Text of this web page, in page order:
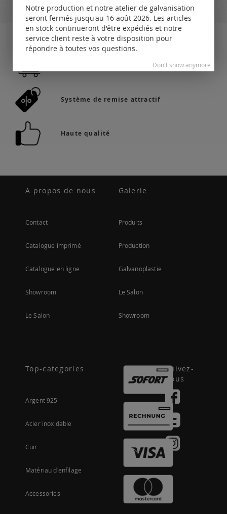
Système de remise attractif
Haute qualité
A propos de nous
Contact
Catalogue imprimé
Catalogue en ligne
Showroom
Le Salon
Galerie
Produits
Production
Galvanoplastie
Le Salon
Showroom
Top-categories
Argent 925
Acier inoxidable
Cuir
Matériau d'enfilage
Accessories
Suivez-
nous
Notre production et notre atelier de galvanisation
seront fermés jusqu'au 16 août 2026. Les articles
en stock continueront d'être expédiés et notre
service client reste à votre disposition pour
répondre à toutes vos questions.
Don't show anymore